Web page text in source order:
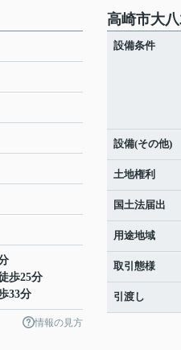
歩25分
33分
情報の見方
高崎市大
設備条件
設備(その他)
土地権利
国土法届出
用途地域
取引態様
引渡し